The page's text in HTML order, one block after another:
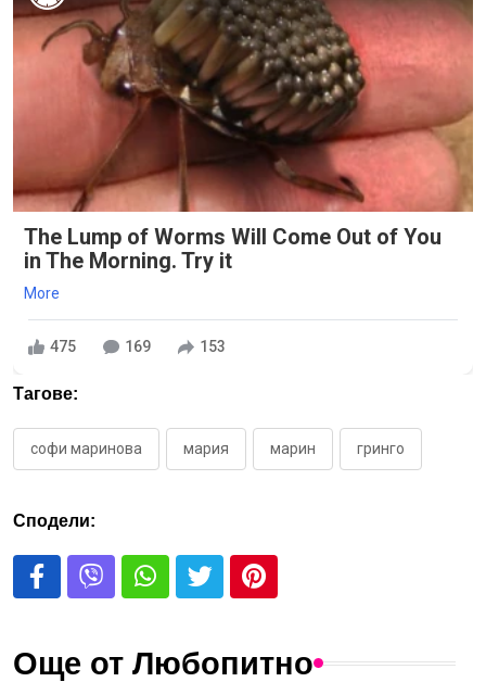
The Lump of Worms Will Come Out of You
in The Morning. Try it
More
475 169 153
Тагове:
софи маринова мария марин гринго
Сподели:
Още от Любопитно